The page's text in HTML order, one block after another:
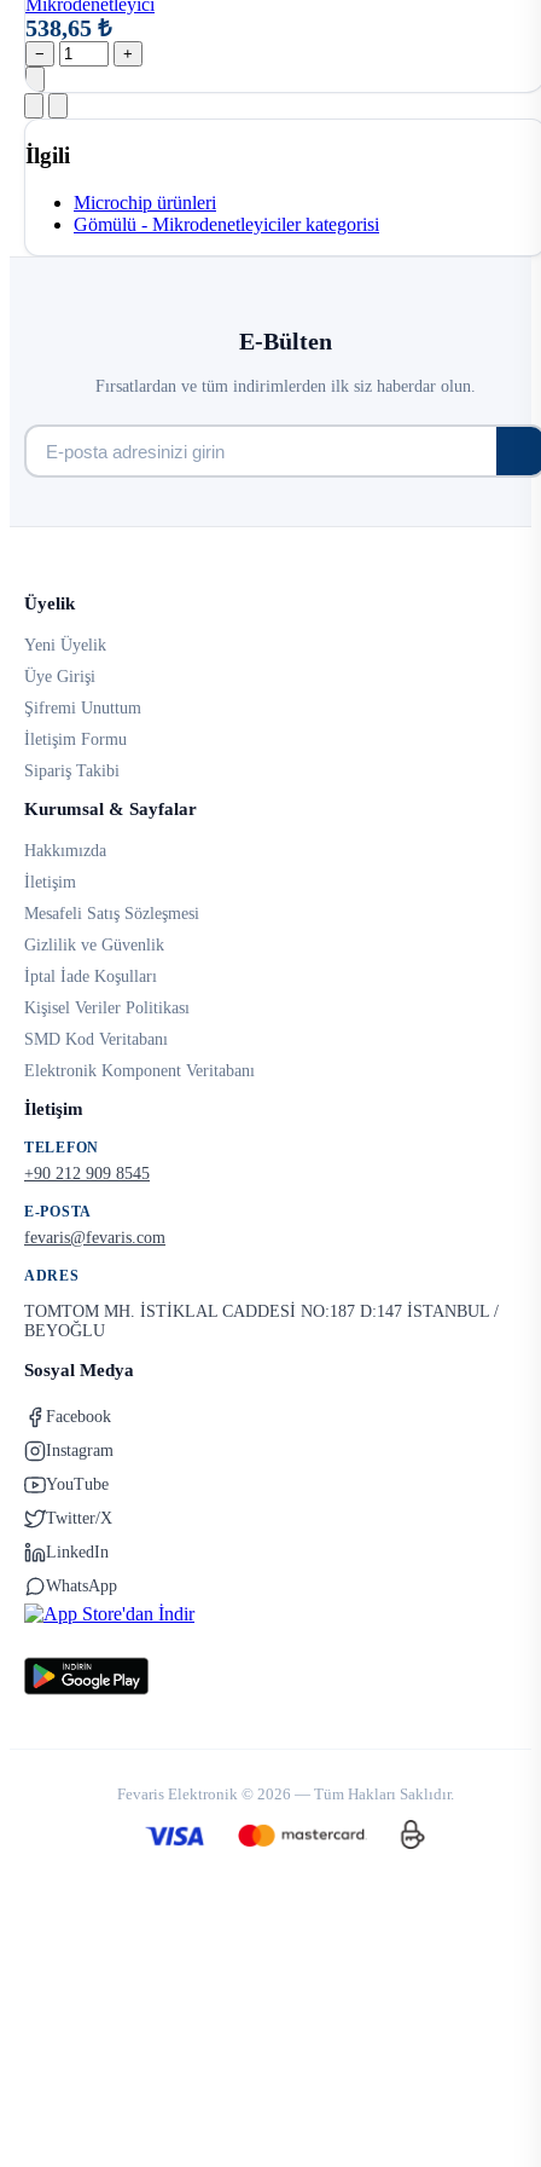
Mikrodenetleyici
538,65 ₺
− +
İlgili
Microchip ürünleri
Gömülü - Mikrodenetleyiciler kategorisi
E-Bülten
Fırsatlardan ve tüm indirimlerden ilk siz haberdar olun.
Üyelik
Yeni Üyelik
Üye Girişi
Şifremi Unuttum
İletişim Formu
Sipariş Takibi
Kurumsal & Sayfalar
Hakkımızda
İletişim
Mesafeli Satış Sözleşmesi
Gizlilik ve Güvenlik
İptal İade Koşulları
Kişisel Veriler Politikası
SMD Kod Veritabanı
Elektronik Komponent Veritabanı
İletişim
TELEFON
+90 212 909 8545
E-POSTA
fevaris@fevaris.com
ADRES
TOMTOM MH. İSTİKLAL CADDESİ NO:187 D:147 İSTANBUL /
BEYOĞLU
Sosyal Medya
Facebook
Instagram
YouTube
Twitter/X
LinkedIn
WhatsApp
Fevaris Elektronik © 2026 — Tüm Hakları Saklıdır.